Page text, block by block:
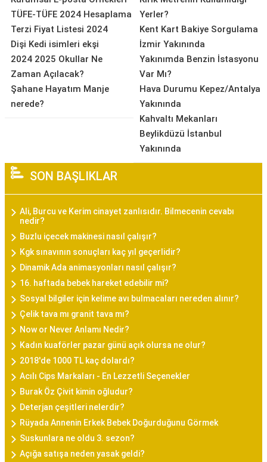
TÜFE-TÜFE 2024 Hesaplama
Terzi Fiyat Listesi 2024
Dişi Kedi isimleri ekşi
2024 2025 Okullar Ne
Zaman Açılacak?
Şahane Hayatım Manje
nerede?
Yerler?
Kent Kart Bakiye Sorgulama
İzmir Yakınında
Yakınımda Benzin İstasyonu
Var Mı?
Hava Durumu Kepez/Antalya
Yakınında
Kahvaltı Mekanları
Beylikdüzü İstanbul
Yakınında
SON BAŞLIKLAR
Ali, Burcu ve Kerim cinayet zanlısıdır. Bilmecenin cevabı
nedir?
Buzlu içecek makinesi nasıl çalışır?
Kgk sınavının sonuçları kaç yıl geçerlidir?
Dinamik Ada animasyonları nasıl çalışır?
16. haftada bebek hareket edebilir mi?
Sosyal bilgiler için kelime avı bulmacaları nereden alınır?
Çelik tava mı granit tava mı?
Now or Never Anlamı Nedir?
Kadın kuaförler pazar günü açık olursa ne olur?
2018'de 1000 TL kaç dolardı?
Acılı Cips Markaları - En Lezzetli Seçenekler
Burak Öz Çivit kimin oğludur?
Deterjan çeşitleri nelerdir?
Rüyada Annenin Erkek Bebek Doğurduğunu Görmek
Suskunlara ne oldu 3. sezon?
Açığa satışa neden yasak geldi?